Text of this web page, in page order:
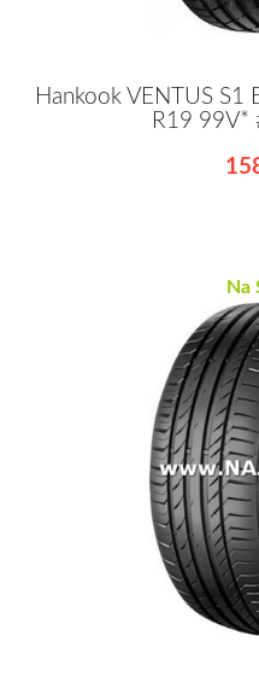
Hankook VENTUS
R19 99V*
Na